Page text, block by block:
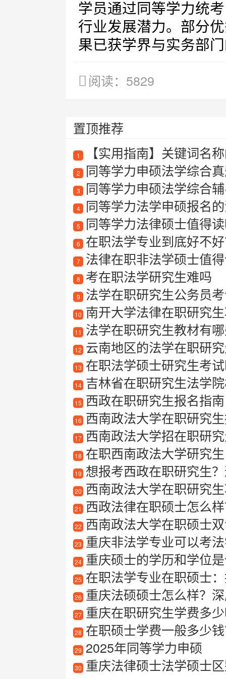
学员通过同等学力统
行业发展潜力。部分
果已获学界与实务部
阅读：5829
置顶推荐
1 【实用指南】关键词名
2 同等学力申硕法学综合
3 同等学力申硕法学综合
4 同等学力法学申硕报名
5 同等学力法律硕士值得
6 在职法学专业到底好不
7 法律在职非法学硕士值
8 考在职法学研究生难吗
9 法学在职研究生公务员
10 南开大学法律在职研究
11 法学在职研究生教材有哪
12 云南地区的法学在职研究
13 在职法学硕士研究生考
14 吉林省在职研究生法学
15 西政在职研究生报名指
16 西南政法大学在职研究
17 西南政法大学招在职研
18 在职西南政法大学研究生
19 想报考西政在职研究生？这篇详细
20 西南政法大学在职研究生项目
21 西政法律在职硕士怎么
22 西南政法大学在职硕士
23 重庆非法学专业可以考
24 重庆硕士的学历和学位
25 在职法学专业在职硕士：
26 重庆法硕硕士怎么样？深
27 重庆在职研究生学费多
28 在职硕士学费一般多少
29 2025年同等学力申硕
30 重庆法律硕士法学硕士